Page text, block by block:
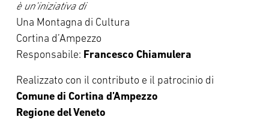
è un’iniziativa di
Una Montagna di Cultura
Cortina d’Ampezzo
Responsabile: Francesco Chiamulera
Realizzato con il contributo e il patrocinio di
Comune di Cortina d’Ampezzo
Regione del Veneto